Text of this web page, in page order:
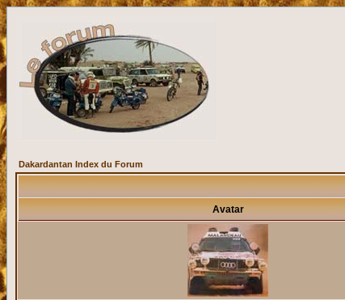
Dakardantan Index du Forum
Avatar